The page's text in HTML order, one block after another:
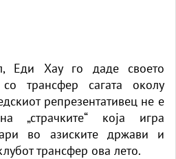
Еди Хау го даде своето
трансфер сагата околу
репрезентативец не е
„страчките“ која игра
во азиските држави и
трансфер ова лето.